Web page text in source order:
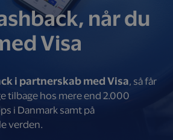
når du
Visa
i partnerskab med Visa, så får
tilbage hos mere end 2.000
i Danmark samt på
verden.